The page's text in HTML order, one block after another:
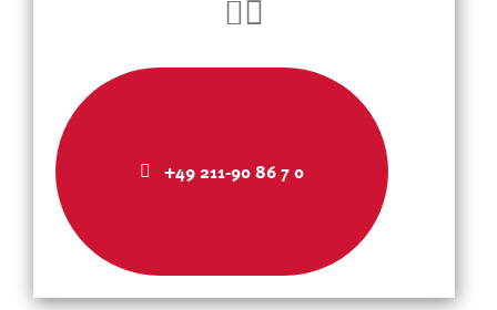
+49 211-90 86 7 0